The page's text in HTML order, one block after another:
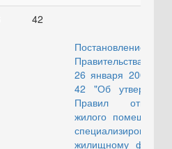
42
Постановление
Правительства РФ от
26 января 2006 г. №
42 "Об утверждении
Правил отнесения
жилого помещения к
специализированному
жилищному фонду и